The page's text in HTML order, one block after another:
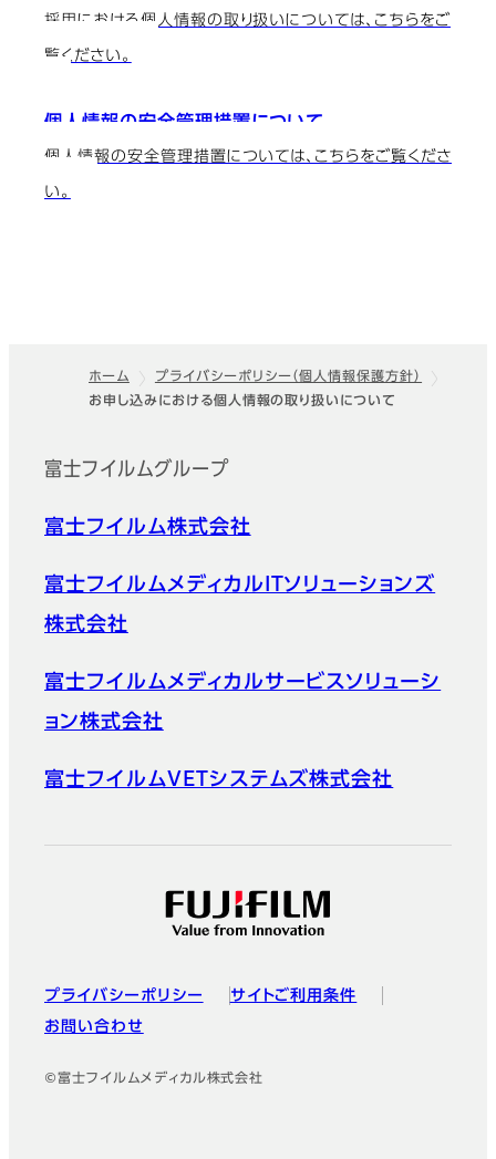
採用における個人情報の取り扱いについては、こちらをご
覧ください。
個人情報の安全管理措置について
個人情報の安全管理措置については、こちらをご覧くださ
い。
フッター
ホーム
プライバシーポリシー（個人情報保護方針）
お申し込みにおける個人情報の取り扱いについて
富士フイルムグループ
富士フイルム株式会社
富士フイルムメディカルITソリューションズ
株式会社
富士フイルムメディカルサービスソリューシ
ョン株式会社
富士フイルムVETシステムズ株式会社
プライバシーポリシー
サイトご利用条件
お問い合わせ
©富士フイルムメディカル株式会社